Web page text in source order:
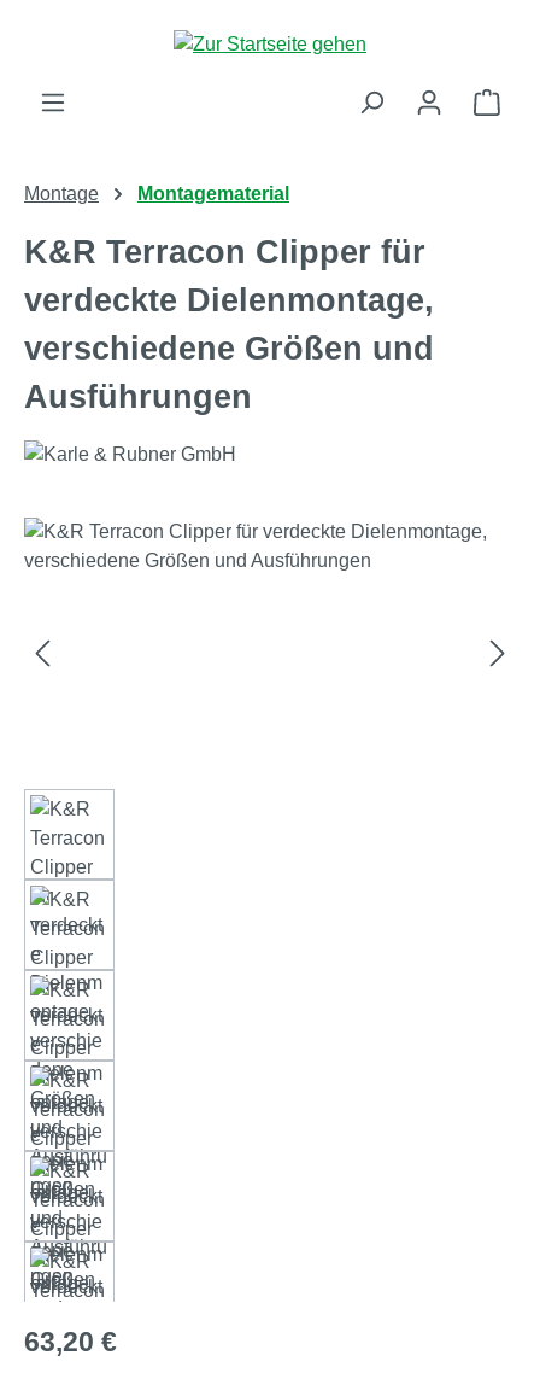
Zum Hauptinhalt springen
Montage Montagematerial
K&R Terracon Clipper für
verdeckte Dielenmontage,
verschiedene Größen und
Ausführungen
Bildergalerie überspringen
Regulärer Preis:
63,20 €